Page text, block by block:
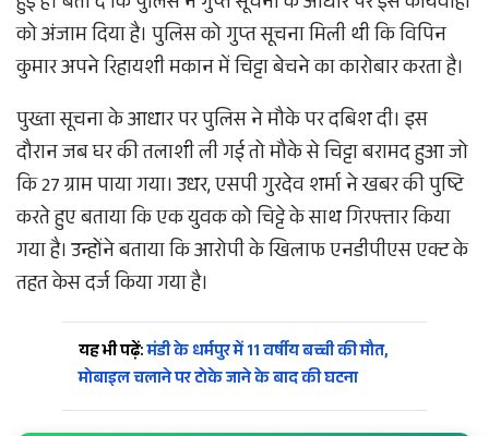
को अंजाम दिया है। पुलिस को गुप्त सूचना मिली थी कि विपिन
कुमार अपने रिहायशी मकान में चिट्टा बेचने का कारोबार करता है।
पुख्ता सूचना के आधार पर पुलिस ने मौके पर दबिश दी। इस
दौरान जब घर की तलाशी ली गई तो मौके से चिट्टा बरामद हुआ जो
कि 27 ग्राम पाया गया। उधर, एसपी गुरदेव शर्मा ने खबर की पुष्टि
करते हुए बताया कि एक युवक को चिट्टे के साथ गिरफ्तार किया
गया है। उन्होंने बताया कि आरोपी के खिलाफ एनडीपीएस एक्ट के
तहत केस दर्ज किया गया है।
यह भी पढ़ें:मंडी के धर्मपुर में 11 वर्षीय बच्ची की मौत,
मोबाइल चलाने पर टोके जाने के बाद की घटना